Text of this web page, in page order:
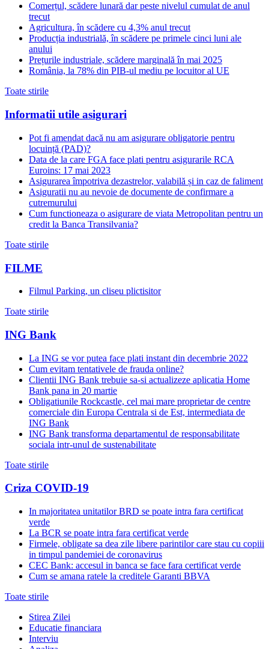
Comerțul, scădere lunară dar peste nivelul cumulat de anul
trecut
Agricultura, în scădere cu 4,3% anul trecut
Producția industrială, în scădere pe primele cinci luni ale
anului
Prețurile industriale, scădere marginală în mai 2025
România, la 78% din PIB-ul mediu pe locuitor al UE
Toate stirile
Informatii utile asigurari
Pot fi amendat dacă nu am asigurare obligatorie pentru
locuință (PAD)?
Data de la care FGA face plati pentru asigurarile RCA
Euroins: 17 mai 2023
Asigurarea împotriva dezastrelor, valabilă și in caz de faliment
Asiguratii nu au nevoie de documente de confirmare a
cutremurului
Cum functioneaza o asigurare de viata Metropolitan pentru un
credit la Banca Transilvania?
Toate stirile
FILME
Filmul Parking, un cliseu plictisitor
Toate stirile
ING Bank
La ING se vor putea face plati instant din decembrie 2022
Cum evitam tentativele de frauda online?
Clientii ING Bank trebuie sa-si actualizeze aplicatia Home
Bank pana in 20 martie
Obligatiunile Rockcastle, cel mai mare proprietar de centre
comerciale din Europa Centrala si de Est, intermediata de
ING Bank
ING Bank transforma departamentul de responsabilitate
sociala intr-unul de sustenabilitate
Toate stirile
Criza COVID-19
In majoritatea unitatilor BRD se poate intra fara certificat
verde
La BCR se poate intra fara certificat verde
Firmele, obligate sa dea zile libere parintilor care stau cu copiii
in timpul pandemiei de coronavirus
CEC Bank: accesul in banca se face fara certificat verde
Cum se amana ratele la creditele Garanti BBVA
Toate stirile
Stirea Zilei
Educatie financiara
Interviu